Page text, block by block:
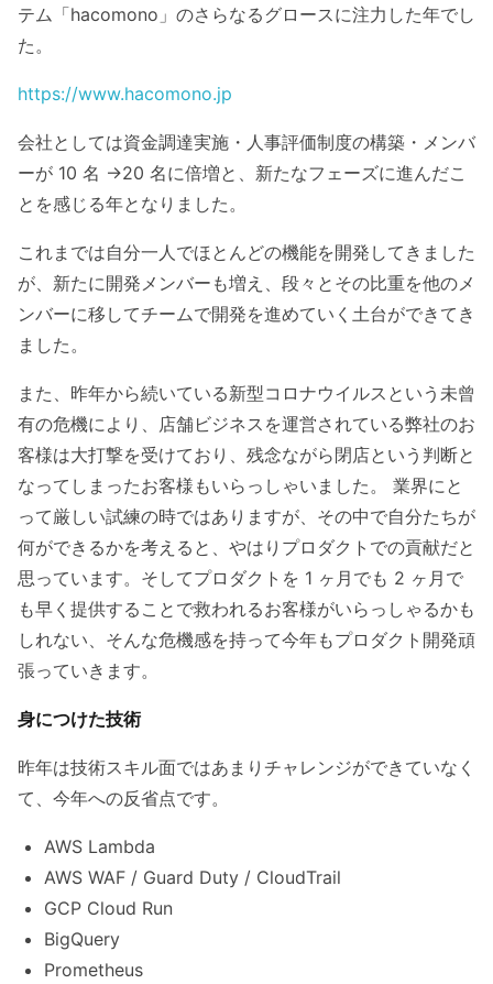
テム「hacomono」のさらなるグロースに注力した年でし
た。
https://www.hacomono.jp
会社としては資金調達実施・人事評価制度の構築・メンバ
ーが 10 名 →20 名に倍増と、新たなフェーズに進んだこ
とを感じる年となりました。
これまでは自分一人でほとんどの機能を開発してきました
が、新たに開発メンバーも増え、段々とその比重を他のメ
ンバーに移してチームで開発を進めていく土台ができてき
ました。
また、昨年から続いている新型コロナウイルスという未曾
有の危機により、店舗ビジネスを運営されている弊社のお
客様は大打撃を受けており、残念ながら閉店という判断と
なってしまったお客様もいらっしゃいました。 業界にと
って厳しい試練の時ではありますが、その中で自分たちが
何ができるかを考えると、やはりプロダクトでの貢献だと
思っています。そしてプロダクトを 1 ヶ月でも 2 ヶ月で
も早く提供することで救われるお客様がいらっしゃるかも
しれない、そんな危機感を持って今年もプロダクト開発頑
張っていきます。
身につけた技術
昨年は技術スキル面ではあまりチャレンジができていなく
て、今年への反省点です。
AWS Lambda
AWS WAF / Guard Duty / CloudTrail
GCP Cloud Run
BigQuery
Prometheus